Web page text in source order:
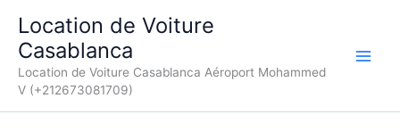
contenu
Location de Voiture
Casablanca
Location de Voiture Casablanca Aéroport Mohammed
V (+212673081709)